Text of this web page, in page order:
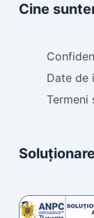
Cine
Date de
Termeni